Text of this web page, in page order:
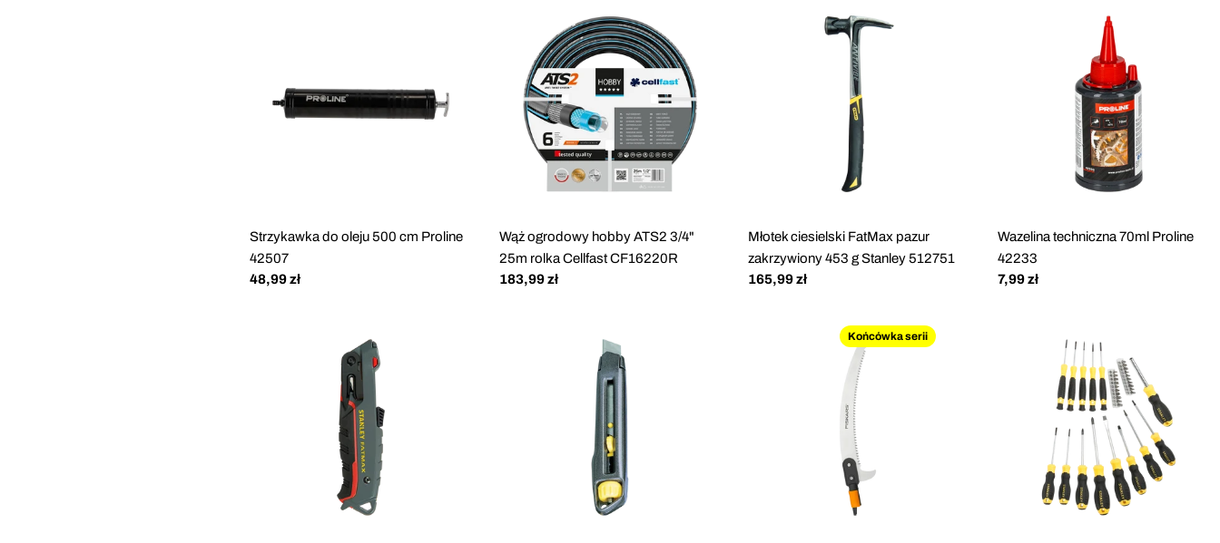
Strzykawka do oleju 500 cm Proline
42507
Cena
48,99 zł
Wąż ogrodowy hobby ATS2 3/4"
25m rolka Cellfast CF16220R
Cena
183,99 zł
Młotek ciesielski FatMax pazur
zakrzywiony 453 g Stanley 512751
Cena
165,99 zł
Wazelina techniczna 70ml Proline
42233
Cena
7,99 zł
Końcówka serii